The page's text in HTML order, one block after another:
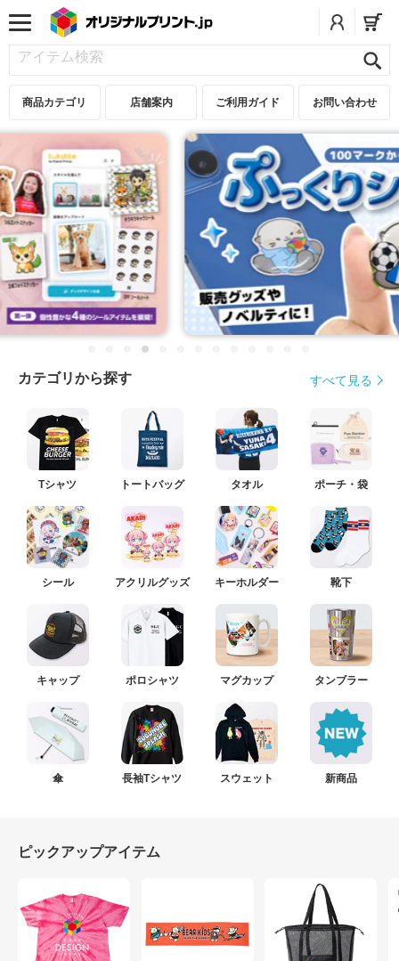
商品カテゴリ 店舗案内 ご利用ガイド お問い合わせ
カテゴリから探す すべて見る
Tシャツ トートバッグ タオル ポーチ・袋
シール アクリルグッズ キーホルダー 靴下
キャップ ポロシャツ マグカップ タンブラー
傘 長袖Tシャツ スウェット 新商品
ピックアップアイテム